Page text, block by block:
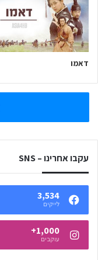
דאמו
עקבו אחרינו – SNS
3,534
לייקים
1,000+
עוקבים